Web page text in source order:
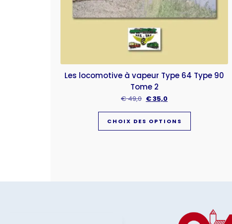
Les locomotive à vapeur Type 64 Type 90
Tome 2
€49,0 €35,0
CHOIX DES OPTIONS